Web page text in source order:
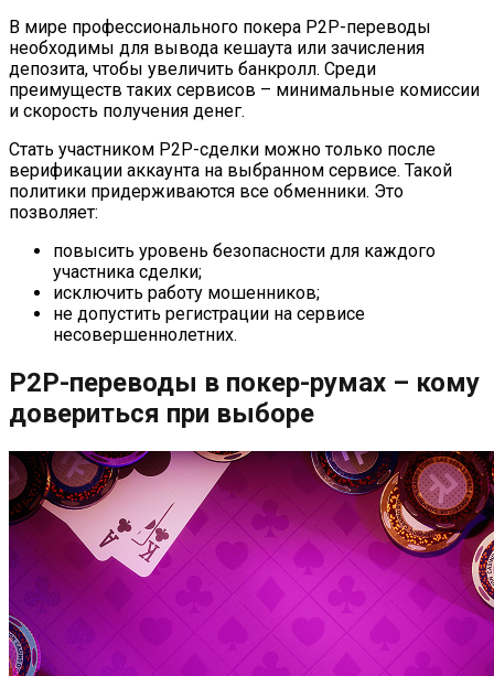
В мире профессионального покера P2P-переводы
необходимы для вывода кешаута или зачисления
депозита, чтобы увеличить банкролл. Среди
преимуществ таких сервисов – минимальные комиссии
и скорость получения денег.
Стать участником P2P-сделки можно только после
верификации аккаунта на выбранном сервисе. Такой
политики придерживаются все обменники. Это
позволяет:
повысить уровень безопасности для каждого
участника сделки;
исключить работу мошенников;
не допустить регистрации на сервисе
несовершеннолетних.
P2P-переводы в покер-румах – кому
довериться при выборе